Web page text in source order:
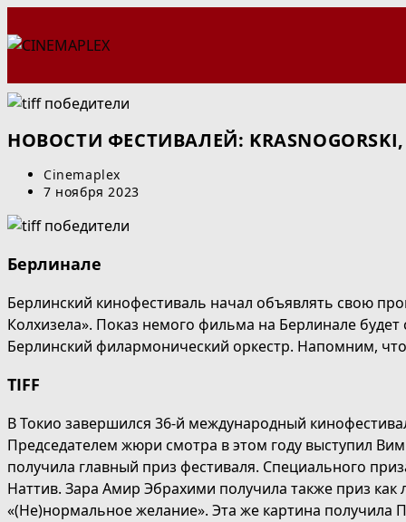
к
НОВОСТИ ФЕСТИВАЛЕЙ: KRASNOGORSKI,
Автор
записи:
Cinemaplex
Запись
7 ноября 2023
Берлинале
Берлинский кинофестиваль начал объявлять свою
Колхизела». Показ немого фильма на Берлинале
Берлинский филармонический оркестр. Напомним,
TIFF
В Токио завершился 36-й международный
Председателем жюри смотра в этом году выступил
получила главный приз фестиваля. Специального
Наттив. Зара Амир Эбрахими получила также приз
«(Не)нормальное желание». Эта же картина получила